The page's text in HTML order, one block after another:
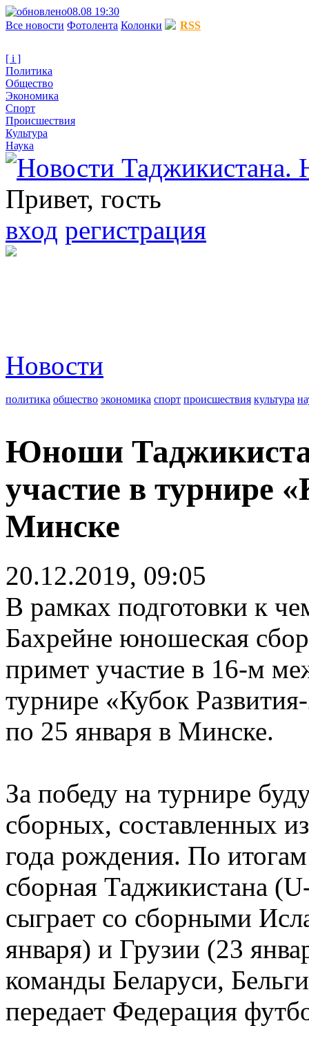
08.08 19:30
Все новости Фотолента Колонки RSS
[ i ]
Политика
Общество
Экономика
Спорт
Происшествия
Культура
Наука
Привет, гость
вход регистрация
Новости
политика общество экономика спорт происшествия культура
Юноши
участие в турнире
Минске
20.12.2019, 09:05
В рамках подготовки к
Бахрейне юношеская
примет участие в 16-м
турнире «Кубок
по 25 января в Минске.
За победу на турнире
сборных, составленных
года рождения. По
сборная Таджикистана
сыграет со сборными
января) и Грузии (23
команды Беларуси,
передает Федерация